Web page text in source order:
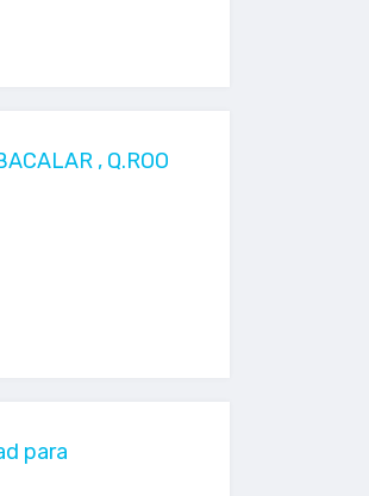
, Q.ROO
para